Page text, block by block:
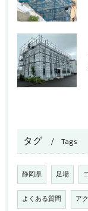
タグ Tags
静岡県 足場
よくある質問 ア